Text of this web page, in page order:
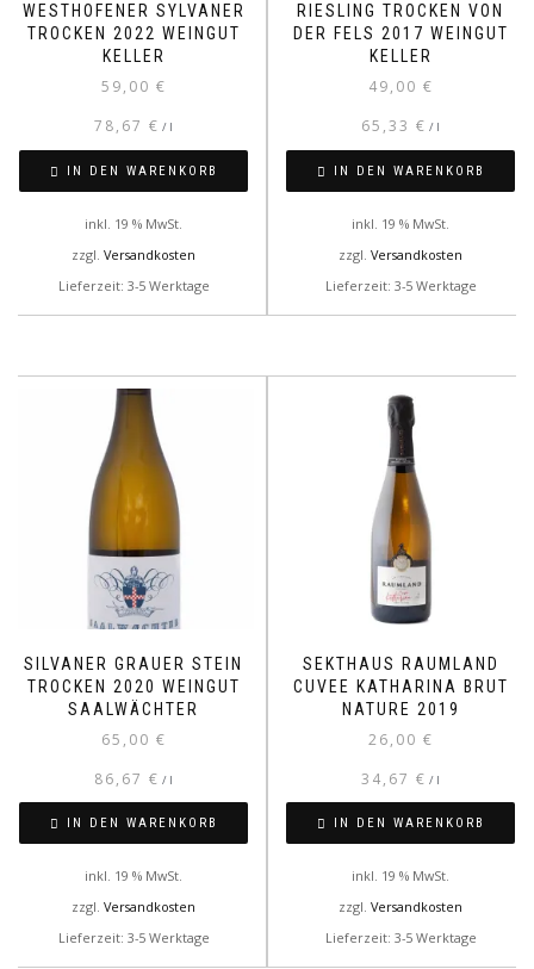
WESTHOFENER SYLVANER
TROCKEN 2022 WEINGUT
KELLER
59,00 €
78,67 € / l
IN DEN WARENKORB
inkl. 19 % MwSt.
zzgl. Versandkosten
Lieferzeit: 3-5 Werktage
RIESLING TROCKEN VON
DER FELS 2017 WEINGUT
KELLER
49,00 €
65,33 € / l
IN DEN WARENKORB
inkl. 19 % MwSt.
zzgl. Versandkosten
Lieferzeit: 3-5 Werktage
SILVANER GRAUER STEIN
TROCKEN 2020 WEINGUT
SAALWÄCHTER
65,00 €
86,67 € / l
IN DEN WARENKORB
inkl. 19 % MwSt.
zzgl. Versandkosten
Lieferzeit: 3-5 Werktage
SEKTHAUS RAUMLAND
CUVEE KATHARINA BRUT
NATURE 2019
26,00 €
34,67 € / l
IN DEN WARENKORB
inkl. 19 % MwSt.
zzgl. Versandkosten
Lieferzeit: 3-5 Werktage